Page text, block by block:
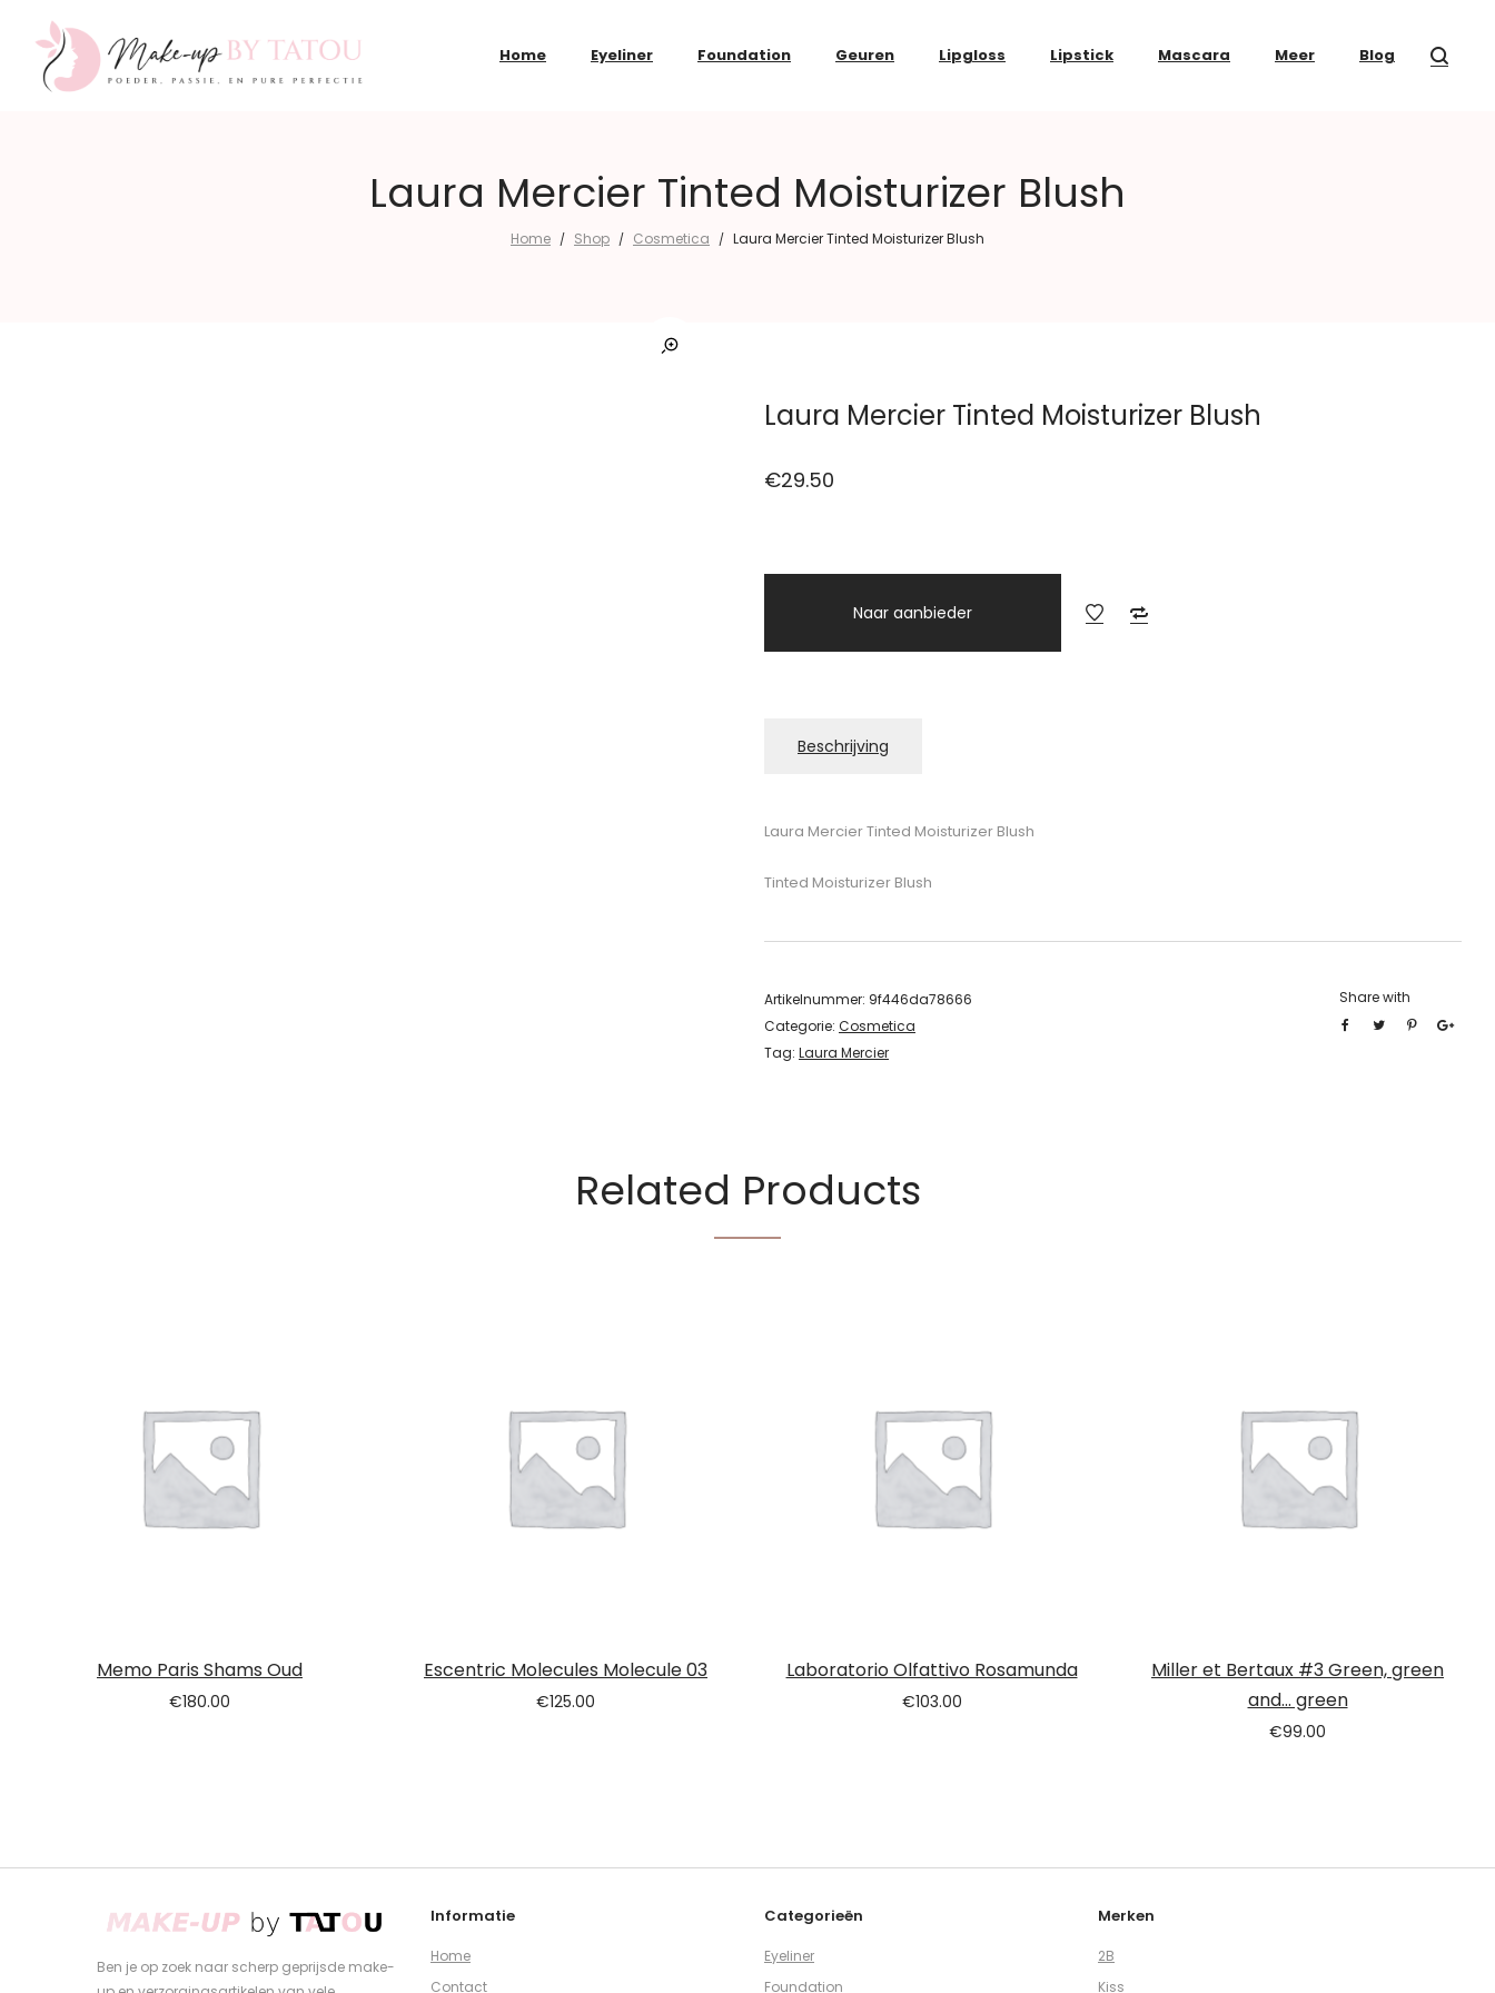
Home Eyeliner Foundation Geuren Lipgloss Lipstick Mascara Meer Blog
Laura Mercier Tinted Moisturizer Blush
Home / Shop / Cosmetica / Laura Mercier Tinted Moisturizer Blush
Laura Mercier Tinted Moisturizer Blush
€29.50
Naar aanbieder
Beschrijving
Laura Mercier Tinted Moisturizer Blush
Tinted Moisturizer Blush
Artikelnummer: 9f446da78666
Categorie: Cosmetica
Tag: Laura Mercier
Share with
Related Products
Memo Paris Shams Oud
€180.00
Escentric Molecules Molecule 03
€125.00
Laboratorio Olfattivo Rosamunda
€103.00
Miller et Bertaux #3 Green, green
and… green
€99.00
Ben je op zoek naar scherp geprijsde make-
Informatie
Home
Contact
Categorieën
Eyeliner
Foundation
Merken
2B
Kiss